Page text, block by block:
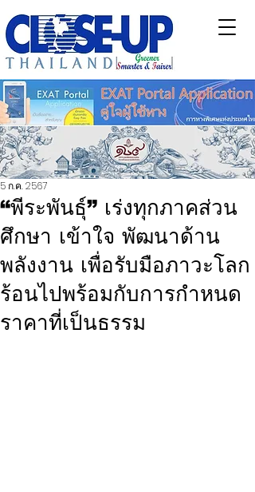
“พีระพันธุ์” เร่งทุกภาคส่วน
ศึกษา เข้าใจ พัฒนาด้าน
พลังงาน เพื่อรับมือภาวะโลก
ร้อนไปพร้อมกับการกำหนด
ราคาที่เป็นธรรม
5 ก.ค. 2567